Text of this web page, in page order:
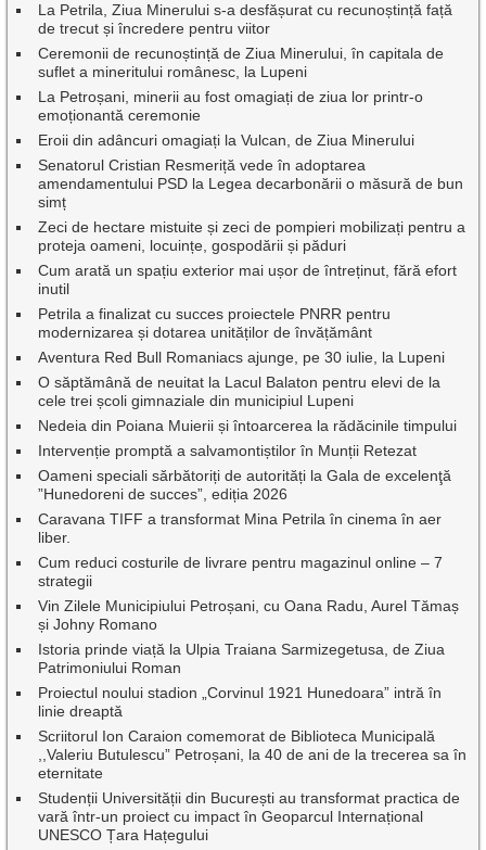
La Petrila, Ziua Minerului s-a desfășurat cu recunoștință față
de trecut și încredere pentru viitor
Ceremonii de recunoștință de Ziua Minerului, în capitala de
suflet a mineritului românesc, la Lupeni
La Petroșani, minerii au fost omagiați de ziua lor printr-o
emoționantă ceremonie
Eroii din adâncuri omagiați la Vulcan, de Ziua Minerului
Senatorul Cristian Resmeriță vede în adoptarea
amendamentului PSD la Legea decarbonării o măsură de bun
simț
Zeci de hectare mistuite și zeci de pompieri mobilizați pentru a
proteja oameni, locuințe, gospodării și păduri
Cum arată un spațiu exterior mai ușor de întreținut, fără efort
inutil
Petrila a finalizat cu succes proiectele PNRR pentru
modernizarea și dotarea unităților de învățământ
Aventura Red Bull Romaniacs ajunge, pe 30 iulie, la Lupeni
O săptămână de neuitat la Lacul Balaton pentru elevi de la
cele trei școli gimnaziale din municipiul Lupeni
Nedeia din Poiana Muierii și întoarcerea la rădăcinile timpului
Intervenție promptă a salvamontiștilor în Munții Retezat
Oameni speciali sărbătoriți de autorități la Gala de excelenţă
”Hunedoreni de succes”, ediția 2026
Caravana TIFF a transformat Mina Petrila în cinema în aer
liber.
Cum reduci costurile de livrare pentru magazinul online – 7
strategii
Vin Zilele Municipiului Petroșani, cu Oana Radu, Aurel Tămaș
și Johny Romano
Istoria prinde viață la Ulpia Traiana Sarmizegetusa, de Ziua
Patrimoniului Roman
Proiectul noului stadion „Corvinul 1921 Hunedoara” intră în
linie dreaptă
Scriitorul Ion Caraion comemorat de Biblioteca Municipală
,,Valeriu Butulescu” Petroșani, la 40 de ani de la trecerea sa în
eternitate
Studenții Universității din București au transformat practica de
vară într-un proiect cu impact în Geoparcul Internațional
UNESCO Țara Hațegului